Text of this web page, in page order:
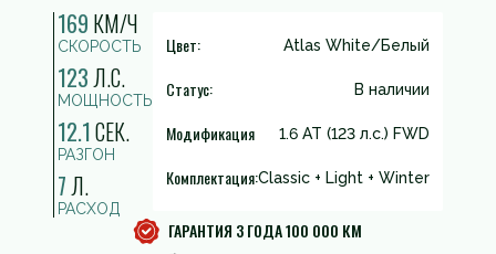
169 КМ/Ч
СКОРОСТЬ
123Л.С.
МОЩНОСТЬ
12.1СЕК.
РАЗГОН
7Л.
РАСХОД
Цвет: Atlas White/Белый
Статус: В наличии
Модификация 1.6 AT (123 л.с.) FWD
Комплектация:Classic + Light + Winter
ГАРАНТИЯ 3 ГОДА 100 000 КМ